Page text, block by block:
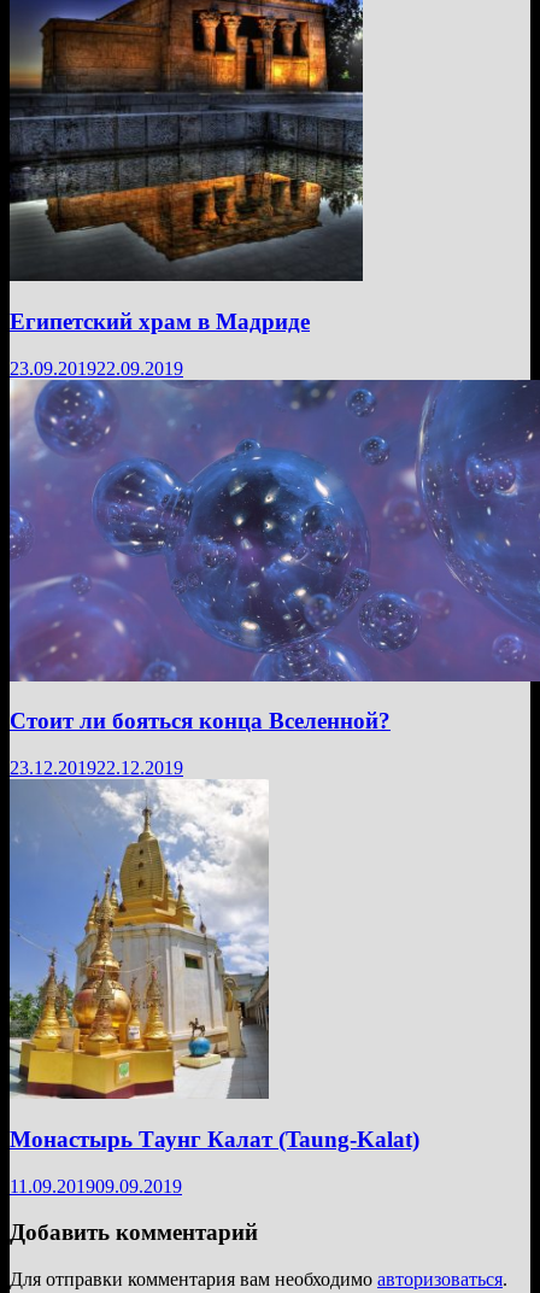
Египетский храм в Мадриде
23.09.201922.09.2019
Стоит ли бояться конца Вселенной?
23.12.201922.12.2019
Монастырь Таунг Калат (Taung-Kalat)
11.09.201909.09.2019
Добавить комментарий
Для отправки комментария вам необходимо авторизоваться.